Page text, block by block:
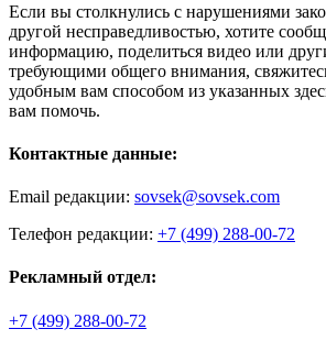
Если вы столкнулись с нарушениями
другой несправедливостью, хотите
информацию, поделиться видео или
требующими общего внимания,
удобным вам способом из указанных
вам помочь.
Контактные данные:
Email редакции: sovsek@sovsek.com
Телефон редакции: +7 (499) 288-00-72
Рекламный отдел:
+7 (499) 288-00-72